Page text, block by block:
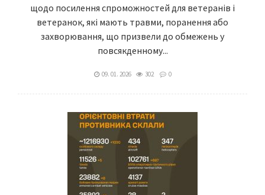
щодо посилення спроможностей для ветеранів і
ветеранок, які мають травми, поранення або
захворювання, що призвели до обмежень у
повсякденному...
09. 01. 2026 302 0